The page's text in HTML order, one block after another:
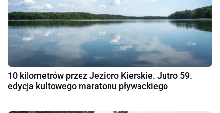
10 kilometrów przez Jezioro Kierskie. Jutro 59.
edycja kultowego maratonu pływackiego